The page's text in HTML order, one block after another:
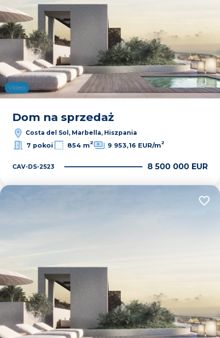
Video
Dom na sprzedaż
Costa del Sol, Marbella, Hiszpania
7 pokoi
854 m2 9 953,16 EUR/m2
CAV-DS-2523 8 500 000 EUR